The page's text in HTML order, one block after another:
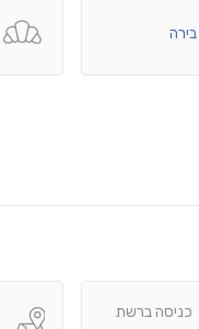
בירה
כניסה ברשת